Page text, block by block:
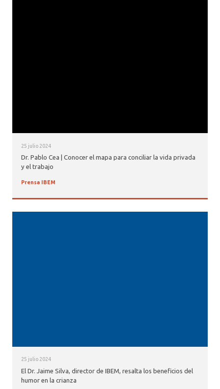
25 julio 2024
Dr. Pablo Cea | Conocer el mapa para conciliar la vida privada
y el trabajo
Prensa IBEM
25 julio 2024
El Dr. Jaime Silva, director de IBEM, resalta los beneficios del
humor en la crianza